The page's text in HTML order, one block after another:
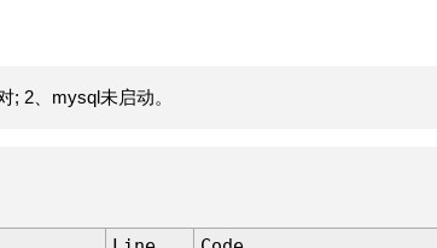
; 2、mysql未启动。